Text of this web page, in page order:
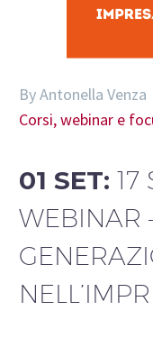
By Antonella Venza
Corsi, webinar e
01 SET: 17
WEBINAR